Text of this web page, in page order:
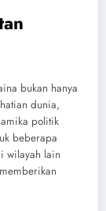
bukan hanya
dunia,
politik
beberapa
wilayah lain